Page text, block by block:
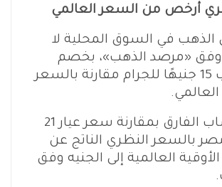
أرخص من السعر العالمي
الذهب في السوق المحلية لا
وفق «مرصد الذهب»، بخصم
سعري يقارب 15 جنيهًا للجرام مقارنة بالسعر
ويجري احتساب الفارق بمقارنة سعر عيار 21
بالسعر النظري الناتج عن
العالمية إلى الجنيه وفق